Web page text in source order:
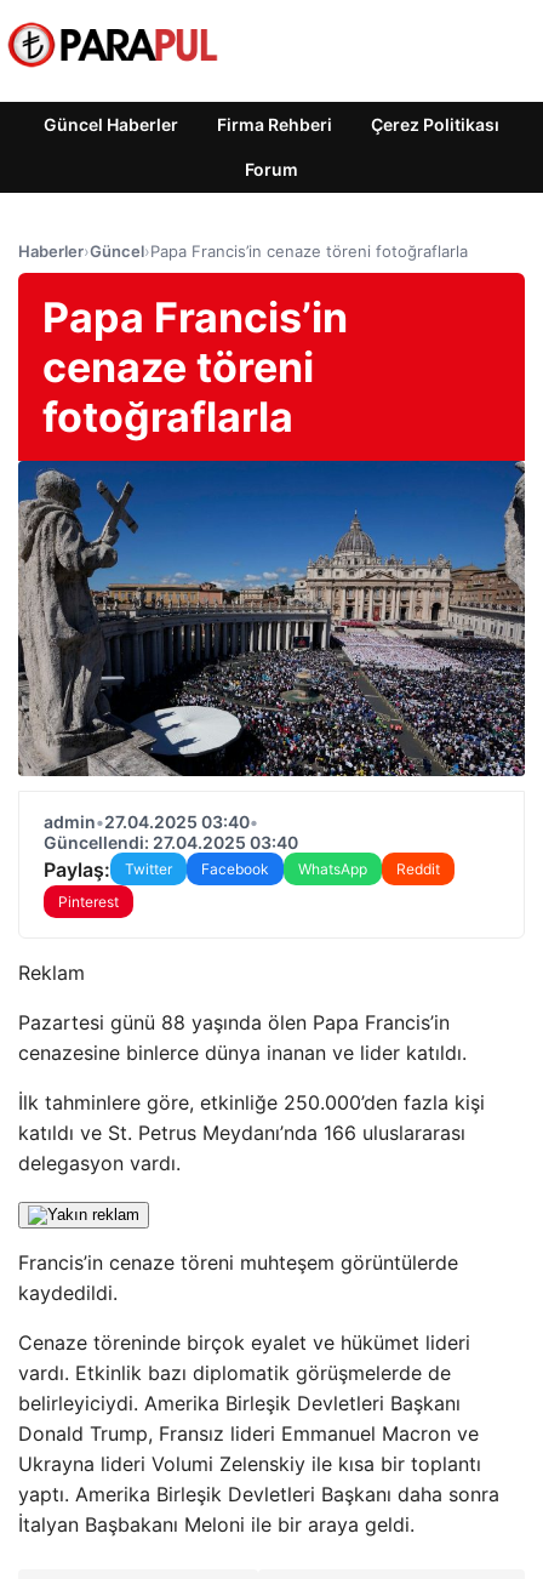
Güncel Haberler Firma Rehberi Çerez Politikası
Forum
Haberler›Güncel›Papa Francis’in cenaze töreni fotoğraflarla
Papa Francis’in
cenaze töreni
fotoğraflarla
admin•27.04.2025 03:40•
Güncellendi: 27.04.2025 03:40
Paylaş: Twitter Facebook WhatsApp
Reddit
Pinterest
Reklam
Pazartesi günü 88 yaşında ölen Papa Francis’in
cenazesine binlerce dünya inanan ve lider katıldı.
İlk tahminlere göre, etkinliğe 250.000’den fazla kişi
katıldı ve St. Petrus Meydanı’nda 166 uluslararası
delegasyon vardı.
Francis’in cenaze töreni muhteşem görüntülerde
kaydedildi.
Cenaze töreninde birçok eyalet ve hükümet lideri
vardı. Etkinlik bazı diplomatik görüşmelerde de
belirleyiciydi. Amerika Birleşik Devletleri Başkanı
Donald Trump, Fransız lideri Emmanuel Macron ve
Ukrayna lideri Volumi Zelenskiy ile kısa bir toplantı
yaptı. Amerika Birleşik Devletleri Başkanı daha sonra
İtalyan Başbakanı Meloni ile bir araya geldi.